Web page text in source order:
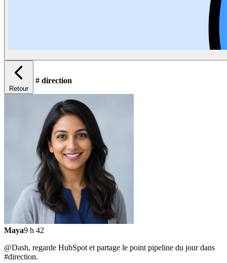
Retour
# direction
Maya9 h 42
@Dash, regarde HubSpot et partage le point pipeline du jour dans
#direction.